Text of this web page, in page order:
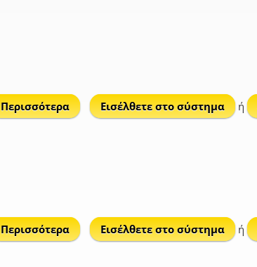
Περισσότεραγια Όρμος Βοκαριά
Εισέλθετε στο σύστημα ή
Περισσότεραγια Φτενάγια
Εισέλθετε στο σύστημα ή